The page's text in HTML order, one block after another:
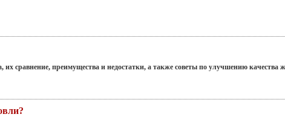
сравнение, преимущества и недостатки, а также советы по улучшению качества